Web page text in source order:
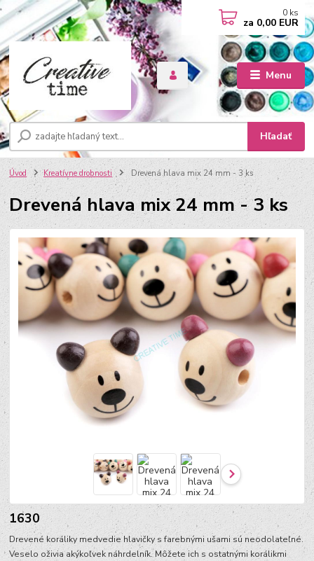
Menu
Hľadať
0 ks
za 0,00 EUR
Úvod Kreatívne drobnosti Drevená hlava mix 24 mm - 3 ks
Drevená hlava mix 24 mm - 3 ks
1630
Drevené koráliky medvedie hlavičky s farebnými ušami sú neodolateľné.
Veselo oživia akýkoľvek náhrdelník. Môžete ich s ostatnými korálikmi